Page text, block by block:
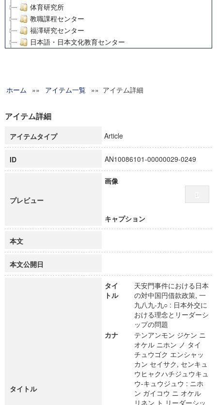
体育研究所
教職課程センター
福澤研究センター
日本語・日本文化教育センター
グローバルリサーチインスティテュート
科学研究費補助金研究成果報告書
慶應義塾大学グローバルCOEプログラム市民社会ガバナンス
慶應義塾大学グローバルCOEプログラム論理と感性の先端的
博士課程教育リーディングプログラム「超成熟社会発展のサ
学術雑誌掲載論文等(8)
ホーム »» アイテム一覧 »» アイテム詳細
アイテム詳細
アイテムタイプ Article
ID AN10086101-00000029-0249
プレビュー
画像
キャプション
本文
本文公開日
タイトル
タイ
トル
天安門事件における日本
の対中国円借款政策, 一
九八九-九○ : 日本外交に
おける理念とリーダーシ
ップの問題
カナ
テンアンモン ジケン ニ
オケル ニホン ノ タイ
チュウゴク エンシャッ
カン セイサク, センキュ
ウヒャクハチジュウキュ
ウ-キュウジュウ : ニホ
ン ガイコウ ニ オケル
リネン ト リーダーシッ